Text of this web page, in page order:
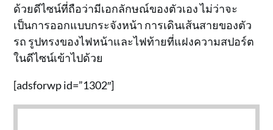
ด้วยดีไซน์ที่ถือว่ามีเอกลักษณ์ของตัวเอง ไม่ว่าจะ
เป็นการออกแบบกระจังหน้า การเดินเส้นสายของตัว
รถ รูปทรงของไฟหน้าและไฟท้ายที่แฝงความสปอร์ต
ในดีไซน์เข้าไปด้วย
[adsforwp id=”1302″]